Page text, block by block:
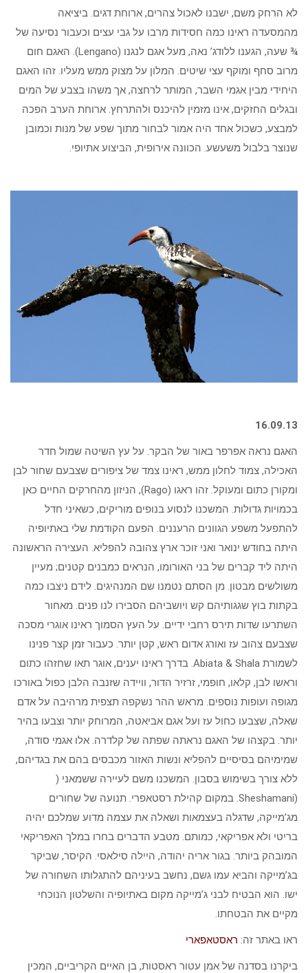
לא הרחק משם, ישבנו לאכול צהרים, ארוחת דגים. ביציאה
מהמסעדה ראינו כמה חסידות מרבו על גבי עצים וכעבור נסיעה של
¾ שעה, הגענו ללודג’ נאה, מעל אגם לנגנו (Lengano). האגם חום
מרוב סחף ומוקף עצי שיטים. המלון על מצוק ממש מעליו. זהו האגם
היחידי מבין אגמי השבר, המותר לרחצה, אך משהו בצבע של המים
ובגלים החזקים, אינו מזמין להיכנס ולהתרחץ. ארוחת הערב הפכה
למבצע, כשכול אחד היה אמור לבחור מתוך שפע של מנות וכמובן
שנוצר בלבול משעשע. הכוונה אירופית, הביצוע אתיופי.
16.09.13
האגם נראה אפרפר באור של הבקר. על עץ השיטה שמול חדר
האכילה, צמוד לחלון ממש, ראינו צמד של ציפורים שצבעם שחור לבן
ומקורן כתום ומעוקל. זהו ראגו (Rago), הניזון מהחרקים החיים כאן
בכמויות גדולות. המשכנו לנסוע בנופים מוריקים, כשאיני חדל
להתפעל משפע הגוונים הרעננים. הפעם הקודמת שלי באתיופיה
היתה בחודש ינואר ואני זוכר ארץ צהובה להפליא. העצירה הראשונה
היתה ליד קברים של בני האורומו, הנראים כמבנים קטנים; מעיין
משולשים מבטון. מן הסתם נטמנו שם המנהיגים. לידם ניצבו כמה
בקתות בוץ שגגותיהם קש ויושביהם הסבירו לנו פנים. מאחור
השתרעו שדות תירס רחבי ידיים. על העץ הסמוך ראינו אוגרי מסכה
שצבעם צהוב עז ואורג אדום ראש, קטן יותר. כעבור זמן קצר פנינו
לשמורת Abiata & Shala. בדרך ראינו יענים, אוגר תאו שחזהו כתום
וראשו לבן, קלאו, חופמי, זרזיר הדור, וויידה שזנבה הלבן כפול באורכו
מגופה ועופות נוספים. מראש ההר נשקפה תצפית מרהיבה על אדם
שאלה, שצבעו כחול עז ועל אגם אביאטה, המרוחק יותר וצבעו בהיר
יותר. בקצהו של האגם נראתה שפתה של קלדרה. אלו אגמי סודה,
שמימיהם בסיסיים להפליא ונשות האזור מכבסים בהם את בגדיהם,
ללא צורך בשימוש בסבון. המשכנו משם לעיירה ששמאני (
(Sheshamani. במקום קהילת רסטאפרי. תנועה של שחורים
מג’מייקה, שדגלה בעצמאות ושאלה את עצמה מדוע שמלכם יהיה
בריטי ולא אפריקאי, כמותם. מטבע הדברים בחרו במלך האפריקאי
המובהק ביותר. בגור אריה יהודה, היילה סילאסי. הקיסר, שביקר
בג’מייקה והביא עמו גשם, נחשב בעיניהם להתגלותו השחורה של
ישו. הוא הבטיח לבני ג’מייקה מקום באתיופיה והשלטון הנוכחי
מקיים את הבטחתו.
ראו באתר זה: ראסטאפארי
ביקרנו בסדנה של אמן עטור ראסטות, בן האיים הקריביים, המכין